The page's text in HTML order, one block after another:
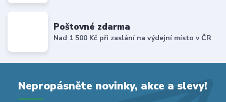
Poštovné zdarma
Nad 1 500 Kč při zaslání na výdejní místo v ČR
Nepropásněte novinky, akce a slevy!